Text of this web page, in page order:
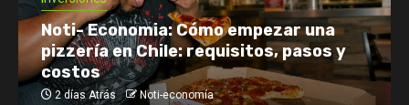
Finanzas: Noticias y Consejos Inversiones
Netflix enfrenta el reto de retener a
su audiencia
2 días Atrás Noti-economía